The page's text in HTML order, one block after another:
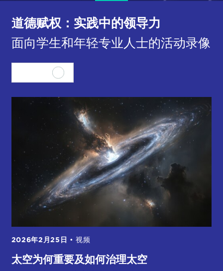
道德赋权：实践中的领导力
面向学生和年轻专业人士的活动录像
2026年2月25日 • 视频
太空为何重要及如何治理太空